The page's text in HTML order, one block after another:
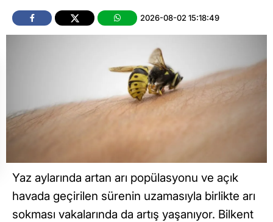
2026-08-02 15:18:49
Yaz aylarında artan arı popülasyonu ve açık
havada geçirilen sürenin uzamasıyla birlikte arı
sokması vakalarında da artış yaşanıyor. Bilkent